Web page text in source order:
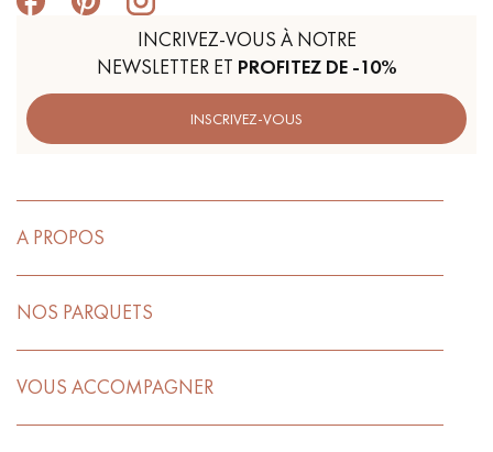
INCRIVEZ-VOUS À NOTRE
NEWSLETTER ET PROFITEZ DE -10%
INSCRIVEZ-VOUS
A PROPOS
NOS PARQUETS
VOUS ACCOMPAGNER